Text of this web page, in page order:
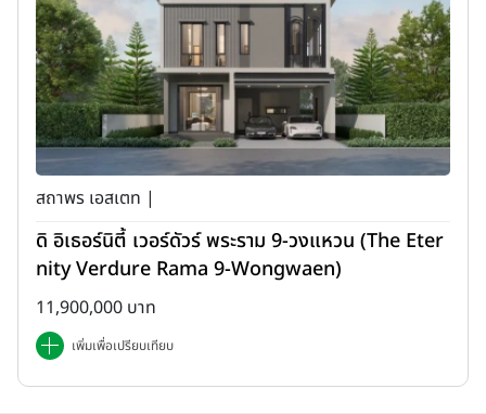
สถาพร เอสเตท |
ดิ อิเธอร์นิตี้ เวอร์ดัวร์ พระราม 9-วงแหวน (The Eter
nity Verdure Rama 9-Wongwaen)
11,900,000 บาท
เพิ่มเพื่อเปรียบเทียบ